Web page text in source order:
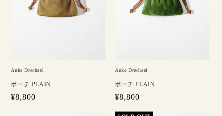
Anke Drechsel
ポーチ PLAIN
通
¥8,800
Anke Drechsel
ポーチ PLAIN
通
¥8,800